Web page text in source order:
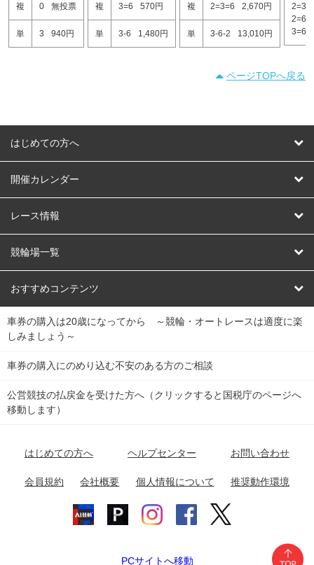
複 0 無投票
単 3 940円
複 3=6 570円
単 3-6 1,480円
複 2=3=6 2,670円
単 3-6-2 13,010円
2=3
2=6
3=6
ページTOPへ戻る
はじめての方へ
はじめての方へ
開催カレンダー
競輪
オートレース
競輪くじ
Dokanto!
チャリロトプラザ
レース情報
レース予想
レース結果
キャリーオーバー一覧
競輪場一覧
北日本 函館競輪場
関
東
弥彦競輪場 前橋競輪場 取手競輪場 宇都宮競輪場
関
東
小田原競輪場
名古屋競輪場 岐阜競輪場 大垣競輪場 豊橋競輪場
富山競輪場 松阪競輪場 四日市競輪場
福井競輪場 奈良競輪場 向日町競輪場
おすすめコンテンツ
競輪選手情報
Perfecta Navi
netkeirin
車券の購入は20歳になってから ～競輪・オートレースは適度に楽
しみましょう～
車券の購入にのめり込む不安のある方のご相談
公営競技の払戻金を受けた方へ（クリックすると国税庁のページへ
移動します）
はじめての方へ ヘルプセンター お問い合わせ
会員規約 会社概要 個人情報について 推奨動作環境
PCサイトへ移動